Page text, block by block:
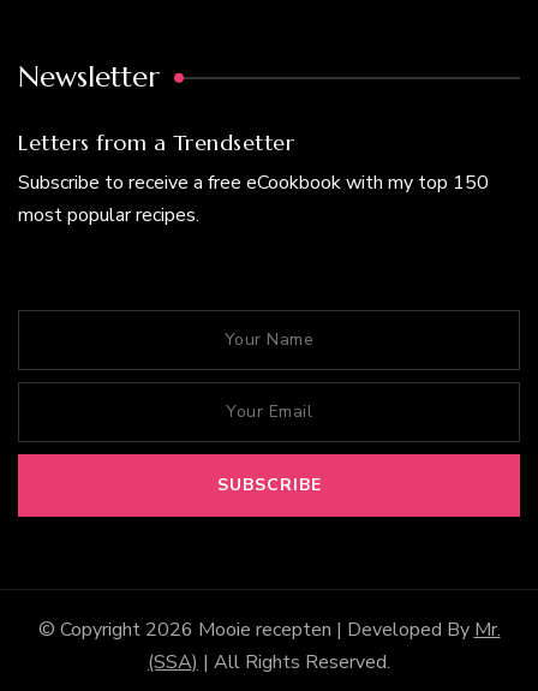
Newsletter
Letters from a Trendsetter
Subscribe to receive a free eCookbook with my top 150
most popular recipes.
© Copyright 2026 Mooie recepten | Developed By Mr.
(SSA) | All Rights Reserved.